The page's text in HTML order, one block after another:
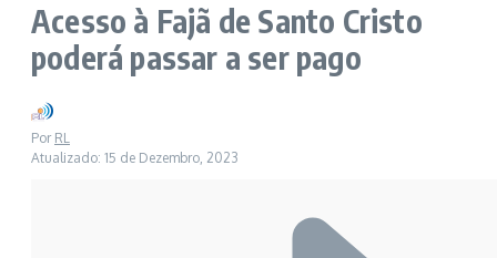
Acesso à Fajã de Santo Cristo
poderá passar a ser pago
Por RL
Atualizado: 15 de Dezembro, 2023